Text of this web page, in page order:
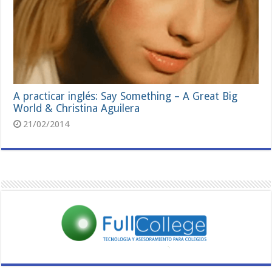
A practicar inglés: Say Something – A Great Big
World & Christina Aguilera
21/02/2014